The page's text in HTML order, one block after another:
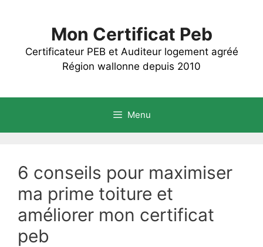
Mon Certificat Peb
Certificateur PEB et Auditeur logement agréé
Région wallonne depuis 2010
Menu
6 conseils pour maximiser
ma prime toiture et
améliorer mon certificat
peb